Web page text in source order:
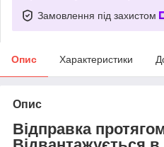
Замовлення під захистом
Опис Характеристики
Опис
Відправка